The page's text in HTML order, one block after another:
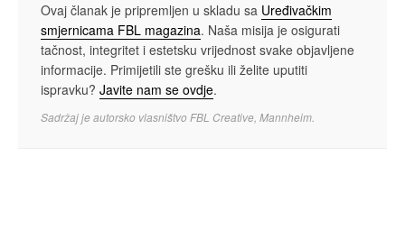
Ovaj članak je pripremljen u skladu sa Uređivačkim
smjernicama FBL magazina. Naša misija je osigurati
tačnost, integritet i estetsku vrijednost svake objavljene
informacije. Primijetili ste grešku ili želite uputiti
ispravku? Javite nam se ovdje.
Sadržaj je autorsko vlasništvo FBL Creative, Mannheim.